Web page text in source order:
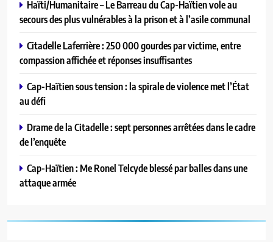
Haïti/Humanitaire – Le Barreau du Cap-Haïtien vole au
secours des plus vulnérables à la prison et à l’asile communal
Citadelle Laferrière : 250 000 gourdes par victime, entre
compassion affichée et réponses insuffisantes
Cap-Haïtien sous tension : la spirale de violence met l’État
au défi
Drame de la Citadelle : sept personnes arrêtées dans le cadre
de l’enquête
Cap-Haïtien : Me Ronel Telcyde blessé par balles dans une
attaque armée